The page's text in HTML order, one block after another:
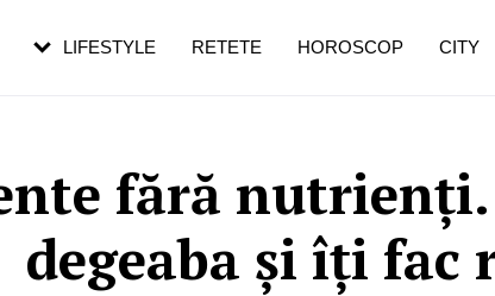
fără
degeaba și îți fac
LIFESTYLE RETETE HOROSCOP CITY
în vârstă
de dureroasă este investigația